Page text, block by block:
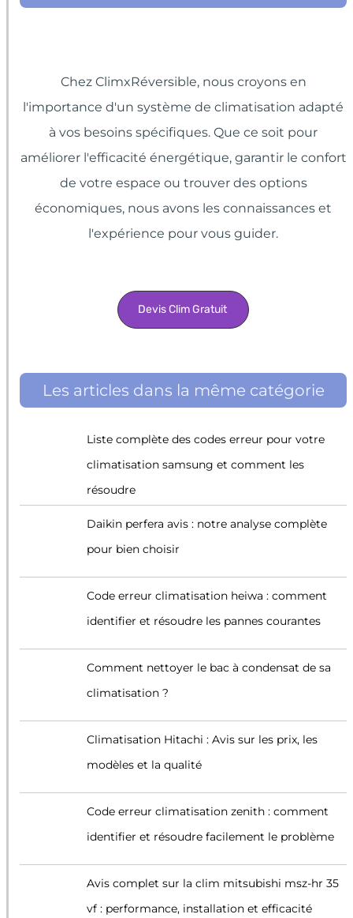
Chez ClimxRéversible, nous croyons en
l'importance d'un système de climatisation adapté
à vos besoins spécifiques. Que ce soit pour
améliorer l'efficacité énergétique, garantir le confort
de votre espace ou trouver des options
économiques, nous avons les connaissances et
l'expérience pour vous guider.
Devis Clim Gratuit
Les articles dans la même catégorie
Liste complète des codes erreur pour votre
climatisation samsung et comment les
résoudre
Daikin perfera avis : notre analyse complète
pour bien choisir
Code erreur climatisation heiwa : comment
identifier et résoudre les pannes courantes
Comment nettoyer le bac à condensat de sa
climatisation ?
Climatisation Hitachi : Avis sur les prix, les
modèles et la qualité
Code erreur climatisation zenith : comment
identifier et résoudre facilement le problème
Avis complet sur la clim mitsubishi msz-hr 35
vf : performance, installation et efficacité